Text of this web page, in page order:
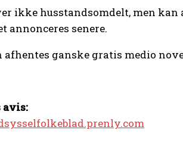
ikke husstandsomdelt, men
annonceres senere.
ganske gratis medio
avis: